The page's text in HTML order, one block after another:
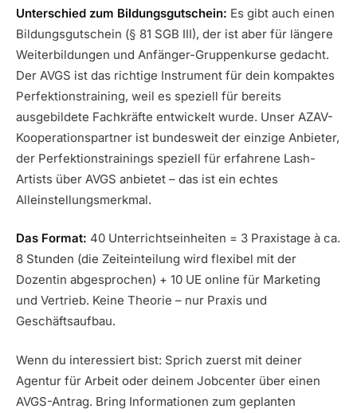
Unterschied zum Bildungsgutschein: Es gibt auch einen
Bildungsgutschein (§ 81 SGB III), der ist aber für längere
Weiterbildungen und Anfänger-Gruppenkurse gedacht.
Der AVGS ist das richtige Instrument für dein kompaktes
Perfektionstraining, weil es speziell für bereits
ausgebildete Fachkräfte entwickelt wurde. Unser AZAV-
Kooperationspartner ist bundesweit der einzige Anbieter,
der Perfektionstrainings speziell für erfahrene Lash-
Artists über AVGS anbietet – das ist ein echtes
Alleinstellungsmerkmal.
Das Format: 40 Unterrichtseinheiten = 3 Praxistage à ca.
8 Stunden (die Zeiteinteilung wird flexibel mit der
Dozentin abgesprochen) + 10 UE online für Marketing
und Vertrieb. Keine Theorie – nur Praxis und
Geschäftsaufbau.
Wenn du interessiert bist: Sprich zuerst mit deiner
Agentur für Arbeit oder deinem Jobcenter über einen
AVGS-Antrag. Bring Informationen zum geplanten